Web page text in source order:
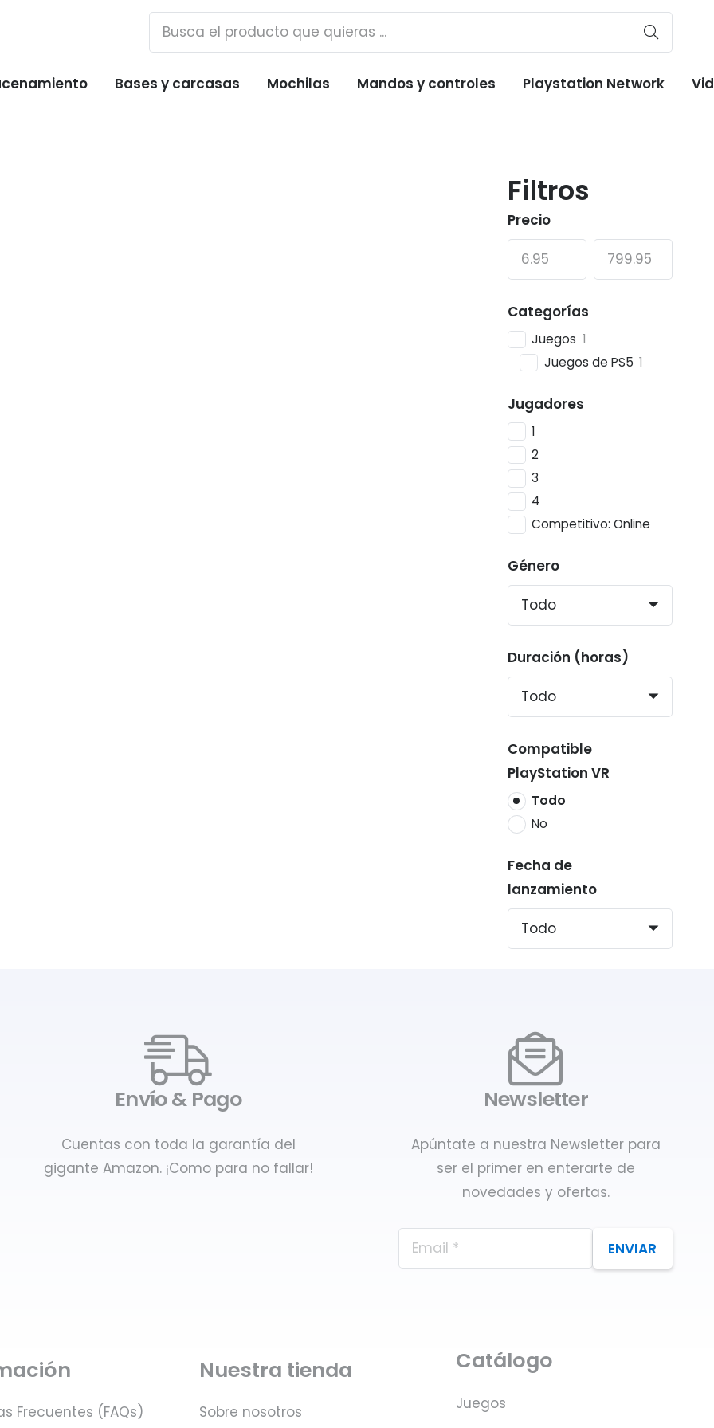
Bases y carcasas Mochilas Mandos y controles Playstation Network
Filtros
Precio
Categorías
Juegos 1
Juegos de PS5 1
Jugadores
1
2
3
4
Competitivo: Online
Género
Duración (horas)
Compatible
PlayStation VR
Todo
No
Fecha de
lanzamiento
Envío & Pago
Cuentas con toda la garantía del
gigante Amazon. ¡Como para no fallar!
Newsletter
Apúntate a nuestra Newsletter para
ser el primer en enterarte de
novedades y ofertas.
ENVIAR
Frecuentes (FAQs)
Nuestra tienda
Sobre nosotros
Catálogo
Juegos